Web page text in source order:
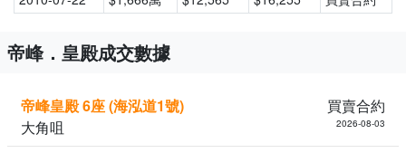
帝峰．皇殿成交數據
帝峰皇殿 6座 (海泓道1號)
買賣合約
大角咀
2026-08-03